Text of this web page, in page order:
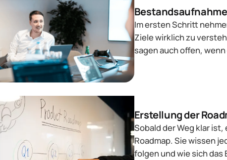
Bestandsaufnahme
Im ersten Schritt
Ziele wirklich zu
sagen auch offen,
Erstellung der
Sobald der Weg klar
Roadmap. Sie wissen
folgen und wie sich